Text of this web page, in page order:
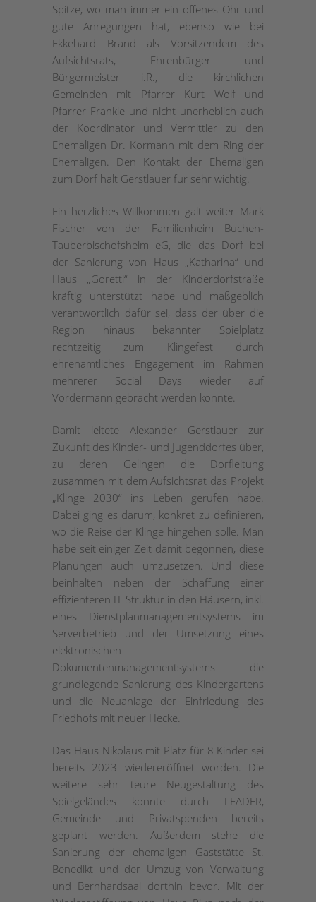
Spitze, wo man immer ein offenes Ohr und
gute Anregungen hat, ebenso wie bei
Ekkehard Brand als Vorsitzendem des
Aufsichtsrats, Ehrenbürger und
Bürgermeister i.R., die kirchlichen
Gemeinden mit Pfarrer Kurt Wolf und
Pfarrer Fränkle und nicht unerheblich auch
der Koordinator und Vermittler zu den
Ehemaligen Dr. Kormann mit dem Ring der
Ehemaligen. Den Kontakt der Ehemaligen
zum Dorf hält Gerstlauer für sehr wichtig.
Ein herzliches Willkommen galt weiter Mark
Fischer von der Familienheim Buchen-
Tauberbischofsheim eG, die das Dorf bei
der Sanierung von Haus „Katharina“ und
Haus „Goretti“ in der Kinderdorfstraße
kräftig unterstützt habe und maßgeblich
verantwortlich dafür sei, dass der über die
Region hinaus bekannter Spielplatz
rechtzeitig zum Klingefest durch
ehrenamtliches Engagement im Rahmen
mehrerer Social Days wieder auf
Vordermann gebracht werden konnte.
Damit leitete Alexander Gerstlauer zur
Zukunft des Kinder- und Jugenddorfes über,
zu deren Gelingen die Dorfleitung
zusammen mit dem Aufsichtsrat das Projekt
„Klinge 2030“ ins Leben gerufen habe.
Dabei ging es darum, konkret zu definieren,
wo die Reise der Klinge hingehen solle. Man
habe seit einiger Zeit damit begonnen, diese
Planungen auch umzusetzen. Und diese
beinhalten neben der Schaffung einer
effizienteren IT-Struktur in den Häusern, inkl.
eines Dienstplanmanagementsystems im
Serverbetrieb und der Umsetzung eines
elektronischen
Dokumentenmanagementsystems die
grundlegende Sanierung des Kindergartens
und die Neuanlage der Einfriedung des
Friedhofs mit neuer Hecke.
Das Haus Nikolaus mit Platz für 8 Kinder sei
bereits 2023 wiedereröffnet worden. Die
weitere sehr teure Neugestaltung des
Spielgeländes konnte durch LEADER,
Gemeinde und Privatspenden bereits
geplant werden. Außerdem stehe die
Sanierung der ehemaligen Gaststätte St.
Benedikt und der Umzug von Verwaltung
und Bernhardsaal dorthin bevor. Mit der